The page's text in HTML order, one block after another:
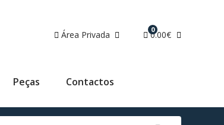
Área Privada 0
0.00€
Peças Contactos